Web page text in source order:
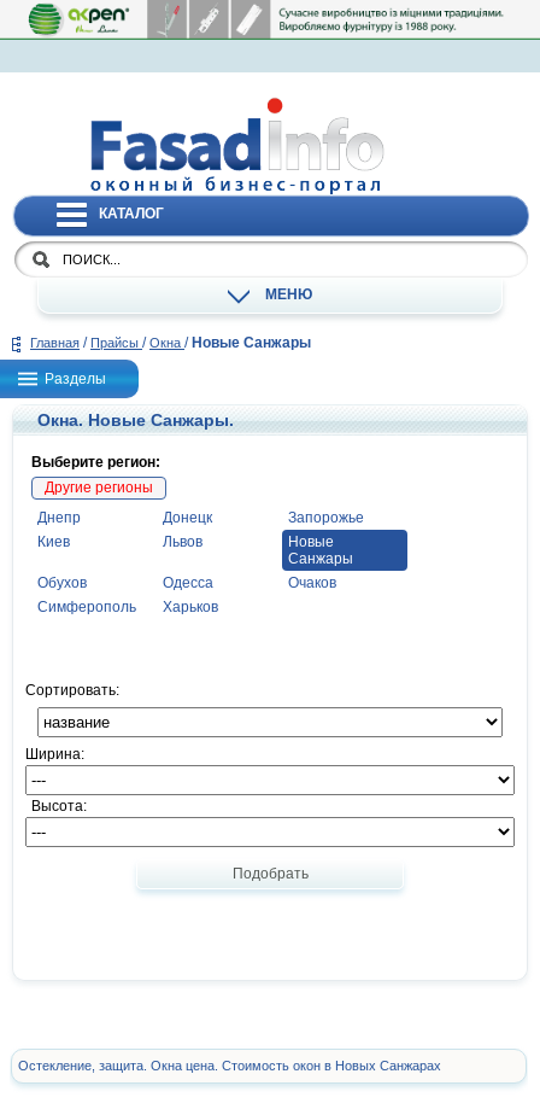
КАТАЛОГ
МЕНЮ
Главная / Прайсы / Окна / Новые Санжары
Разделы
Окна. Новые Санжары.
Выберите регион:
Другие регионы
Днепр
Донецк
Запорожье
Киев
Львов
Новые
Санжары
Обухов
Одесса
Очаков
Симферополь
Харьков
Сортировать:
Ширина:
Высота:
Подобрать
Остекление, защита. Окна цена. Стоимость окон в Новых Санжарах